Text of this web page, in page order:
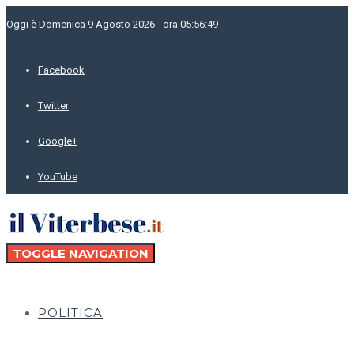
Oggi è Domenica 9 Agosto 2026 - ora 05:56:49
Facebook
Twitter
Google+
YouTube
TOGGLE NAVIGATION
POLITICA